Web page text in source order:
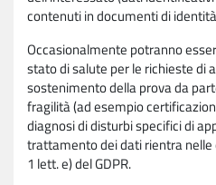
contenuti in documenti di
Occasionalmente potranno
stato di salute per le richieste di
sostenimento della prova da
fragilità (ad esempio
diagnosi di disturbi specifici di
trattamento dei dati rientra nelle
1 lett. e) del GDPR.